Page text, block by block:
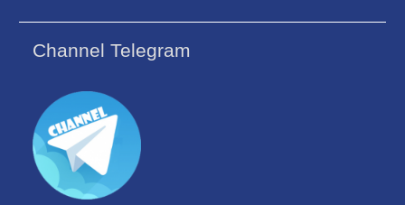
Channel Telegram